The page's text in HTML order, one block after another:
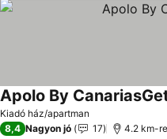
Kiadó ház/apartman
Apolo By
8,4 Nagyon jó 17 4.2 km-